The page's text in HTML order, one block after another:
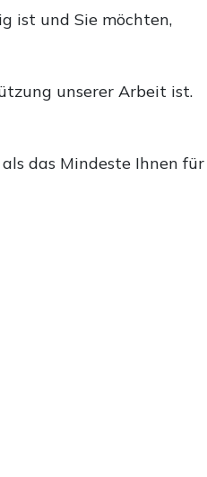
ist und Sie möchten,
unserer Arbeit ist.
das Mindeste Ihnen für